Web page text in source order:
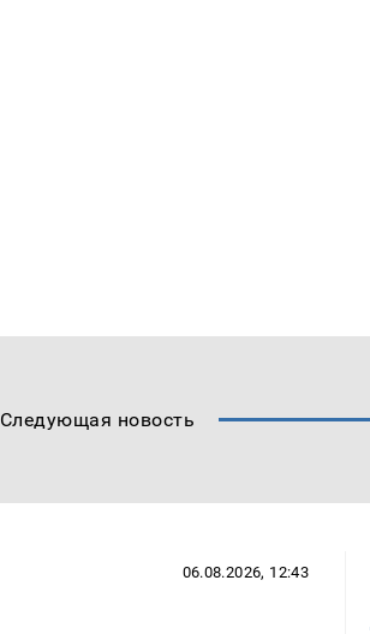
Следующая новость
06.08.2026, 12:43